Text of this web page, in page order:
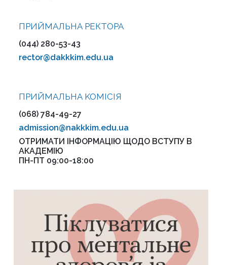
ПРИЙМАЛЬНА РЕКТОРА
(044) 280-53-43
rector@dakkkim.edu.ua
ПРИЙМАЛЬНА KOMІСІЯ
(068) 784-49-27
admission@nakkkim.edu.ua
ОТРИМАТИ ІНФОРМАЦІЮ ЩОДО ВСТУПУ В
АКАДЕМІЮ
ПН-ПТ 09:00-18:00